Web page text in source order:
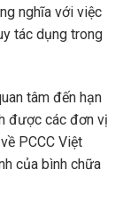
nghĩa với việc
tác dụng trong
tâm đến hạn
được các đơn vị
PCCC Việt
của bình chữa